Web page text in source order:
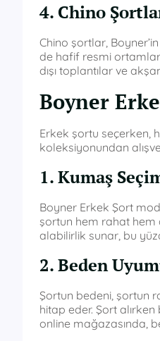
4. Chino
Chino şortlar,
de hafif resmi
dışı toplantılar ve
Boyner
Erkek şortu seçerken,
koleksiyonundan
1. Kumaş
Boyner Erkek Şort
şortun hem rahat hem
alabilirlik sunar, bu
2. Beden
Şortun bedeni, şortun
hitap eder. Şort
online mağazasında,